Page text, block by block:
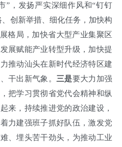
”，发扬严实深细作风和“钉钉
创新举措、细化任务，加快构
格局，加快省大型产业集聚区
展赋能产业转型升级，加快提
推动汕头在新时代经济特区建
干出新气象。 三是要大力加强
把学习贯彻省党代会精神和纵
来，持续推进党的政治建设，
力建强班子抓好队伍，激发党
、埋头苦干劲头，为推动工业